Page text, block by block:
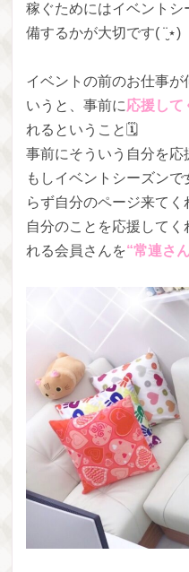
稼ぐためにはイベント
備するかが大切です( ¨̮⋆)
イベントの前のお仕事が
いうと、事前に応援して
れるということ🗓
事前にそういう自分を応
もしイベントシーズン
らず自分のページ来てく
自分のことを応援してく
れる会員さんを“常連さ